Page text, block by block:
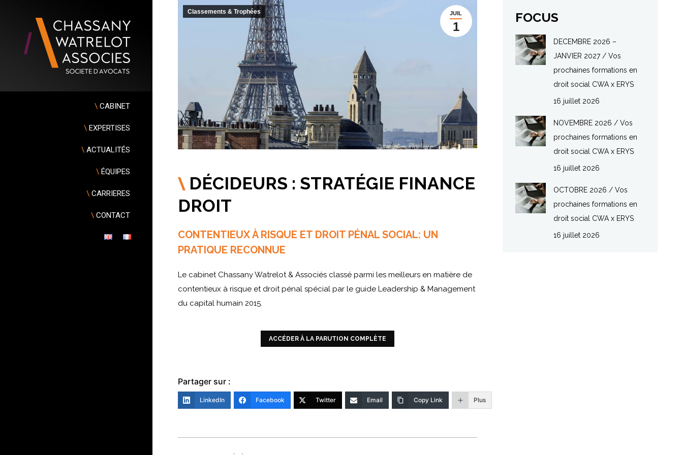
\ CABINET
\ EXPERTISES
\ ACTUALITÉS
\ ÉQUIPES
\ CARRIERES
\ CONTACT
JUIL
1
Classements & Trophées
\ DÉCIDEURS : STRATÉGIE FINANCE
DROIT
CONTENTIEUX À RISQUE ET DROIT PÉNAL SOCIAL: UN
PRATIQUE RECONNUE
Le cabinet Chassany Watrelot & Associés classé parmi les meilleurs en matière de
contentieux à risque et droit pénal spécial par le guide Leadership & Management
du capital humain 2015.
ACCÉDER À LA PARUTION COMPLÈTE
Partager sur :
LinkedIn Facebook Twitter Email Copy Link Plus
FOCUS
DECEMBRE 2026 –
JANVIER 2027 / Vos
prochaines formations en
droit social CWA x ERYS
16 juillet 2026
NOVEMBRE 2026 / Vos
prochaines formations en
droit social CWA x ERYS
16 juillet 2026
OCTOBRE 2026 / Vos
prochaines formations en
droit social CWA x ERYS
16 juillet 2026